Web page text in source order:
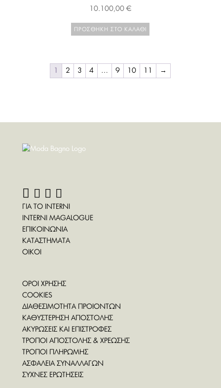
10.100,00€
ΠΡΟΣΘΉΚΗ ΣΤΟ ΚΑΛΆΘΙ
2 3 4 … 9 10 →
ΓΙΑ ΤΟ INTERNI
INTERNI MAGALOGUE
ΕΠΙΚΟΙΝΩΝΙΑ
ΚΑΤΑΣΤΗΜΑΤΑ
ΟΙΚΟΙ
ΟΡΟΙ ΧΡΗΣΗΣ
COOKIES
ΔΙΑΘΕΣΙΜΟΤΗΤΑ ΠΡΟΙΟΝΤΩΝ
ΚΑΘΥΣΤΕΡΗΣΗ ΑΠΟΣΤΟΛΗΣ
ΑΚΥΡΩΣΕΙΣ ΚΑΙ ΕΠΙΣΤΡΟΦΕΣ
ΤΡΟΠΟΙ ΑΠΟΣΤΟΛΗΣ & ΧΡΕΩΣΗΣ
ΤΡΟΠΟΙ ΠΛΗΡΩΜΗΣ
ΑΣΦΑΛΕΙΑ ΣΥΝΑΛΛΑΓΩΝ
ΣΥΧΝΕΣ ΕΡΩΤΗΣΕΙΣ